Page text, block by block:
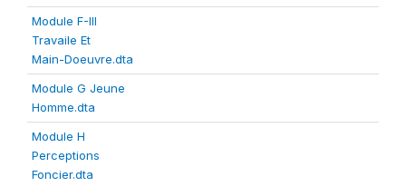
Module F-III
Travaile Et
Main-Doeuvre.dta
Module G Jeune
Homme.dta
Module H
Perceptions
Foncier.dta